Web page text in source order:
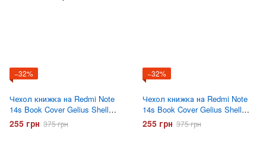
−32%
Чехол книжка на Redmi Note
14s Book Cover Gelius Shell
Case Черный
255 грн 375 грн
−32%
Чехол книжка на Redmi Note
14s Book Cover Gelius Shell
Case Синий
255 грн 375 грн